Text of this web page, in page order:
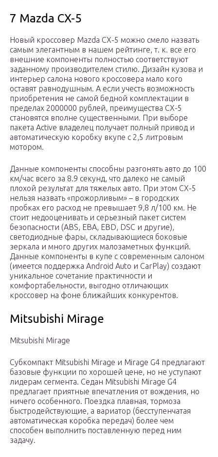
7 Mazda CX-5
Новый кроссовер Mazda CX-5 можно смело назвать
самым элегантным в нашем рейтинге, т. к. все его
внешние компоненты полностью соответствуют
заданному производителем стилю. Дизайн кузова и
интерьер салона нового кроссовера мало кого
оставят равнодушным. А если учесть возможность
приобретения не самой бедной комплектации в
пределах 2000000 рублей, преимущества CX-5
становятся вполне существенными. При выборе
пакета Active владелец получает полный привод и
автоматическую коробку вкупе с 2,5 литровым
мотором.
Данные компоненты способны разгонять авто до 100
км/час всего за 8.9 секунд, что далеко не самый
плохой результат для тяжелых авто. При этом CX-5
нельзя назвать «прожорливым» – в городских
пробках его расход не превышает 9,8 л/100 км. Не
стоит недооценивать и серьезный пакет систем
безопасности (ABS, EBA, EBD, DSC и другие),
светодиодные фары, складывающиеся боковые
зеркала и много других малозаметных функций.
Данные компоненты в купе с современным салоном
(имеется поддержка Android Auto и CarPlay) создают
уникальное сочетание практичности и
комфортабельности, выгодно отличающих
кроссовер на фоне ближайших конкурентов.
Mitsubishi Mirage
Mitsubishi Mirage
Субкомпакт Mitsubishi Mirage и Mirage G4 предлагают
базовые функции по хорошей цене, но не уступают
лидерам сегмента. Седан Mitsubishi Mirage G4
предлагает приятные впечатления от вождения, но
ничего особенного. Поездка плавная, тормоза
быстродействующие, а вариатор (бесступенчатая
автоматическая коробка передач) более чем
способен выполнить поставленную перед ним
задачу.